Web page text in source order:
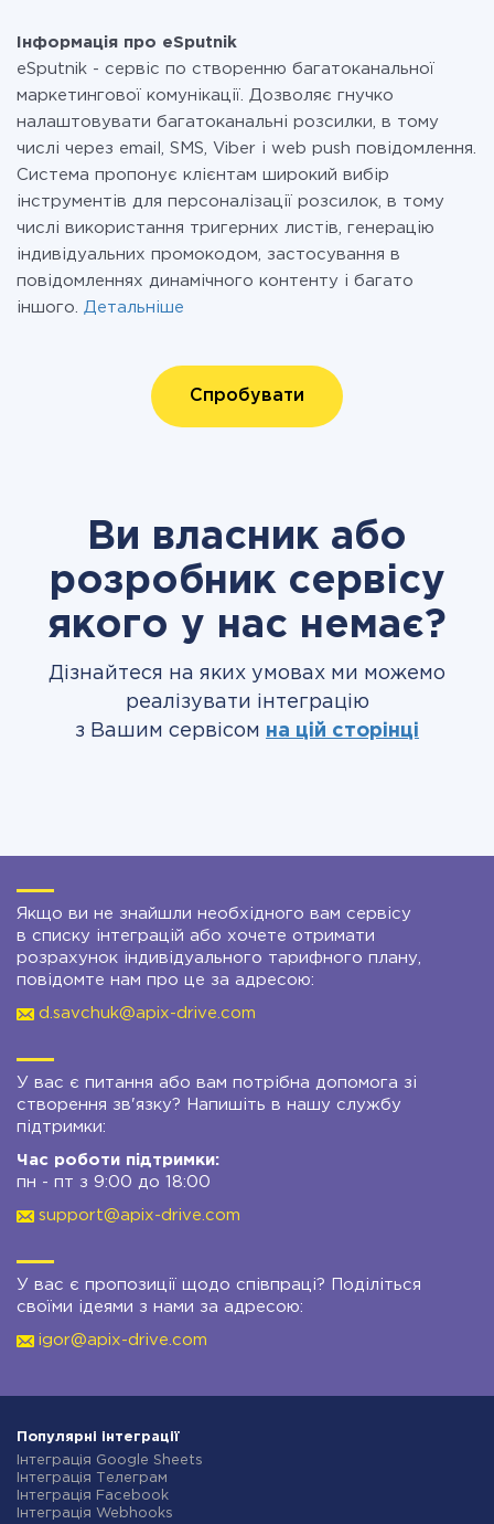
Інформація про eSputnik
eSputnik - сервіс по створенню багатоканальної
маркетингової комунікації. Дозволяє гнучко
налаштовувати багатоканальні розсилки, в тому
числі через email, SMS, Viber і web push повідомлення.
Система пропонує клієнтам широкий вибір
інструментів для персоналізації розсилок, в тому
числі використання тригерних листів, генерацію
індивідуальних промокодом, застосування в
повідомленнях динамічного контенту і багато
іншого. Детальніше
Спробувати
Ви власник або
розробник сервісу
якого у нас немає?
Дізнайтеся на яких умовах ми можемо
реалізувати інтеграцію
з Вашим сервісом на цій сторінці
Якщо ви не знайшли необхідного вам сервісу
в списку інтеграцій або хочете отримати
розрахунок індивідуального тарифного плану,
повідомте нам про це за адресою:
d.savchuk@apix-drive.com
У вас є питання або вам потрібна допомога зі
створення зв'язку? Напишіть в нашу службу
підтримки:
Час роботи підтримки:
пн - пт з 9:00 до 18:00
support@apix-drive.com
У вас є пропозиції щодо співпраці? Поділіться
своїми ідеями з нами за адресою:
igor@apix-drive.com
Популярні інтеграції
Інтеграція Google Sheets
Інтеграція Телеграм
Інтеграція Facebook
Інтеграція Webhooks